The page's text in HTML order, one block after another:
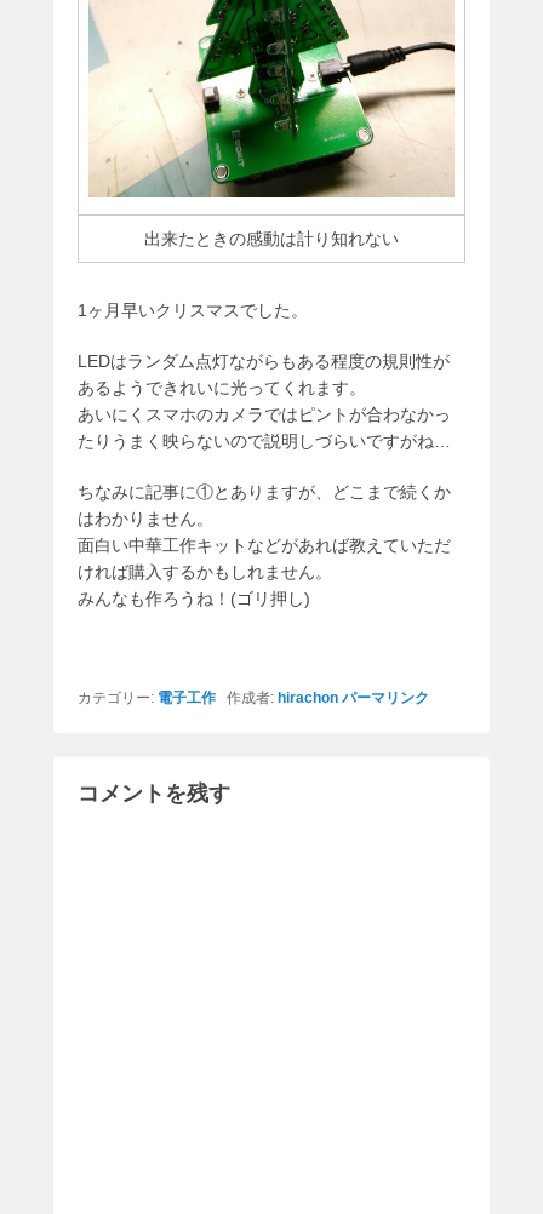
出来たときの感動は計り知れない
1ヶ月早いクリスマスでした。
LEDはランダム点灯ながらもある程度の規則性が
あるようできれいに光ってくれます。
あいにくスマホのカメラではピントが合わなかっ
たりうまく映らないので説明しづらいですがね…
ちなみに記事に①とありますが、どこまで続くか
はわかりません。
面白い中華工作キットなどがあれば教えていただ
ければ購入するかもしれません。
みんなも作ろうね！(ゴリ押し)
カテゴリー: 電子工作 作成者: hirachon パーマリンク
コメントを残す